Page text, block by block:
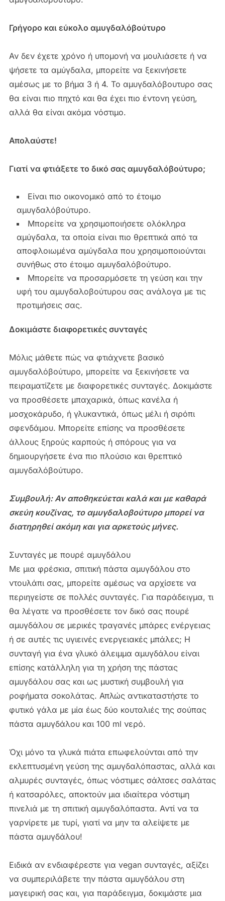
Γρήγορο και εύκολο αμυγδαλόβούτυρο
Αν δεν έχετε χρόνο ή υπομονή να μουλιάσετε ή να
ψήσετε τα αμύγδαλα, μπορείτε να ξεκινήσετε
αμέσως με το βήμα 3 ή 4. Το αμυγδαλόβουτυρο σας
θα είναι πιο πηχτό και θα έχει πιο έντονη γεύση,
αλλά θα είναι ακόμα νόστιμο.
Απολαύστε!
Γιατί να φτιάξετε το δικό σας αμυγδαλόβούτυρο;
Είναι πιο οικονομικό από το έτοιμο
αμυγδαλόβούτυρο.
Μπορείτε να χρησιμοποιήσετε ολόκληρα
αμύγδαλα, τα οποία είναι πιο θρεπτικά από τα
αποφλοιωμένα αμύγδαλα που χρησιμοποιούνται
συνήθως στο έτοιμο αμυγδαλόβούτυρο.
Μπορείτε να προσαρμόσετε τη γεύση και την
υφή του αμυγδαλοβούτυρου σας ανάλογα με τις
προτιμήσεις σας.
Δοκιμάστε διαφορετικές συνταγές
Μόλις μάθετε πώς να φτιάχνετε βασικό
αμυγδαλόβούτυρο, μπορείτε να ξεκινήσετε να
πειραματίζετε με διαφορετικές συνταγές. Δοκιμάστε
να προσθέσετε μπαχαρικά, όπως κανέλα ή
μοσχοκάρυδο, ή γλυκαντικά, όπως μέλι ή σιρόπι
σφενδάμου. Μπορείτε επίσης να προσθέσετε
άλλους ξηρούς καρπούς ή σπόρους για να
δημιουργήσετε ένα πιο πλούσιο και θρεπτικό
αμυγδαλόβούτυρο.
Συμβουλή: Αν αποθηκεύεται καλά και με καθαρά
σκεύη κουζίνας, το αμυγδαλοβούτυρο μπορεί να
διατηρηθεί ακόμη και για αρκετούς μήνες.
Συνταγές με πουρέ αμυγδάλου
Με μια φρέσκια, σπιτική πάστα αμυγδάλου στο
ντουλάπι σας, μπορείτε αμέσως να αρχίσετε να
περιηγείστε σε πολλές συνταγές. Για παράδειγμα, τι
θα λέγατε να προσθέσετε τον δικό σας πουρέ
αμυγδάλου σε μερικές τραγανές μπάρες ενέργειας
ή σε αυτές τις υγιεινές ενεργειακές μπάλες; Η
συνταγή για ένα γλυκό άλειμμα αμυγδάλου είναι
επίσης κατάλληλη για τη χρήση της πάστας
αμυγδάλου σας και ως μυστική συμβουλή για
ροφήματα σοκολάτας. Απλώς αντικαταστήστε το
φυτικό γάλα με μία έως δύο κουταλιές της σούπας
πάστα αμυγδάλου και 100 ml νερό.
Όχι μόνο τα γλυκά πιάτα επωφελούνται από την
εκλεπτυσμένη γεύση της αμυγδαλόπαστας, αλλά και
αλμυρές συνταγές, όπως νόστιμες σάλτσες σαλάτας
ή κατσαρόλες, αποκτούν μια ιδιαίτερα νόστιμη
πινελιά με τη σπιτική αμυγδαλόπαστα. Αντί να τα
γαρνίρετε με τυρί, γιατί να μην τα αλείψετε με
πάστα αμυγδάλου!
Ειδικά αν ενδιαφέρεστε για vegan συνταγές, αξίζει
να συμπεριλάβετε την πάστα αμυγδάλου στη
μαγειρική σας και, για παράδειγμα, δοκιμάστε μια